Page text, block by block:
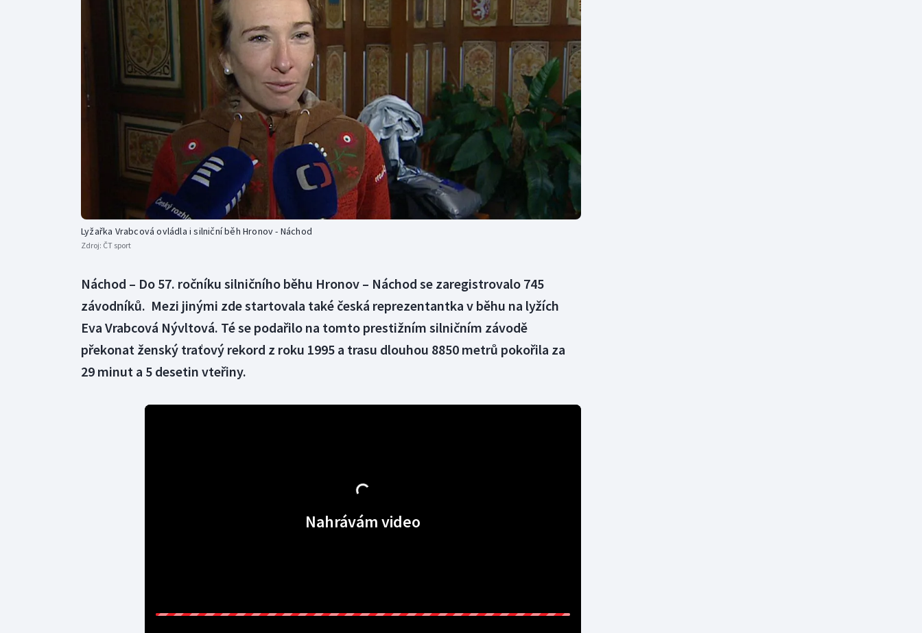
Curling
Dostihy
Florbal
Futsal
Golf
Gymnastika
Moderní pětiboj
Olympijské hry
Parasport
Plavání
Plážový volejbal
Triatlon
Vodní slalom
Volejbal
Ostatní
Lyžařka Vrabcová ovládla i silniční běh Hronov - Náchod
Zdroj: ČT sport
Náchod – Do 57. ročníku silničního běhu Hronov – Náchod se zaregistrovalo 745
závodníků. Mezi jinými zde startovala také česká reprezentantka v běhu na lyžích
Eva Vrabcová Nývltová. Té se podařilo na tomto prestižním silničním závodě
překonat ženský traťový rekord z roku 1995 a trasu dlouhou 8850 metrů pokořila za
29 minut a 5 desetin vteřiny.
Nahrávám video